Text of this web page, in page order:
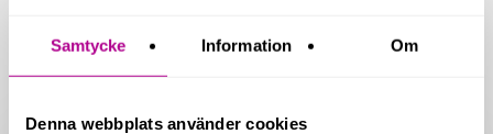
Samtycke Information Om
Denna webbplats använder cookies
Related Posts
Nya